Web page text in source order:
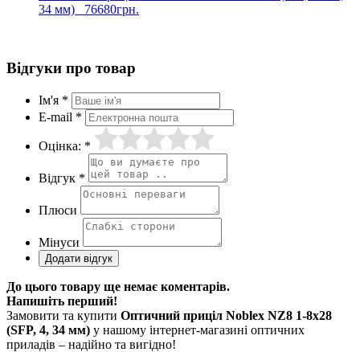
34 мм) 76680грн.
Відгуки про товар
Ім'я *
E-mail *
Оцінка: *
Відгук *
Плюси
Мінуси
До цього товару ще немає коментарів.
Напишіть перший!
Замовити та купити Оптичний приціл Noblex NZ8 1-8x28
(SFP, 4, 34 мм) у нашому інтернет-магазині оптичних
приладів – надійно та вигідно!